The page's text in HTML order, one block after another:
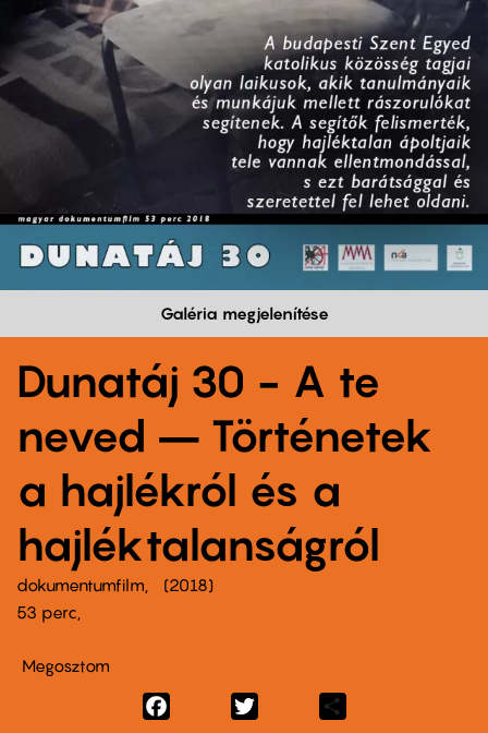
Galéria megjelenítése
Dunatáj 30 - A te
neved – Történetek
a hajlékról és a
hajléktalanságról
dokumentumfilm
2018
53 perc,
Megosztom
Facebook